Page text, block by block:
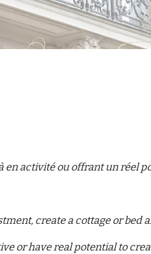
activité ou offrant un réel
create a cottage or bed
or have real potential to